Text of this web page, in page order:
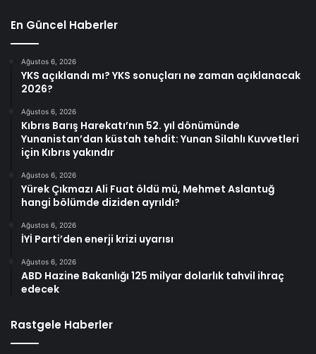
En Güncel Haberler
Ağustos 6, 2026
YKS açıklandı mı? YKS sonuçları ne zaman açıklanacak
2026?
Ağustos 6, 2026
Kıbrıs Barış Harekatı’nın 52. yıl dönümünde
Yunanistan’dan küstah tehdit: Yunan Silahlı Kuvvetleri
için Kıbrıs yakındır
Ağustos 6, 2026
Yürek Çıkmazı Ali Fuat öldü mü, Mehmet Aslantuğ
hangi bölümde diziden ayrıldı?
Ağustos 6, 2026
İYİ Parti’den enerji krizi uyarısı
Ağustos 6, 2026
ABD Hazine Bakanlığı 125 milyar dolarlık tahvil ihraç
edecek
Rastgele Haberler